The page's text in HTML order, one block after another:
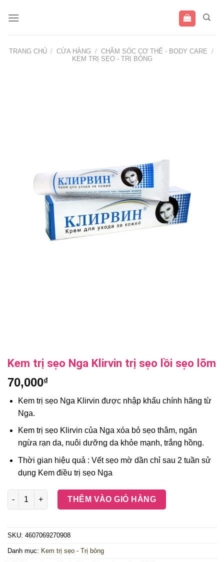
qua
TRANG CHỦ / CỬA HÀNG / CHĂM SÓC CƠ THỂ - BODY CARE /
KEM TRỊ SẸO - TRỊ BỎNG
Kem trị sẹo Nga Klirvin trị sẹo lồi sẹo lõm
70,000₫
Kem trị sẹo Nga Klirvin được nhập khẩu chính hãng từ
Nga.
Kem trị sẹo Klirvin của Nga xóa bỏ sẹo thâm, ngăn
ngừa rạn da, nuôi dưỡng da khỏe mạnh, trắng hồng.
Thời gian hiệu quả : Vết sẹo mờ dần chỉ sau 2 tuần sử
dụng Kem điều trị sẹo Nga
Kem trị sẹo Nga Klirvin trị sẹo lồi sẹo lõm số lượng
THÊM VÀO GIỎ HÀNG
SKU: 4607069270908
Danh mục: Kem trị sẹo - Trị bỏng